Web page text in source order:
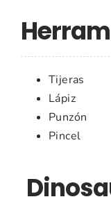
Tijeras
Lápiz
Punzón
Pincel